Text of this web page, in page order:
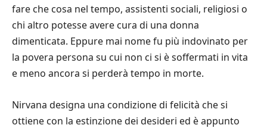
fare che cosa nel tempo, assistenti sociali, religiosi o
chi altro potesse avere cura di una donna
dimenticata. Eppure mai nome fu più indovinato per
la povera persona su cui non ci si è soffermati in vita
e meno ancora si perderà tempo in morte.
Nirvana designa una condizione di felicità che si
ottiene con la estinzione dei desideri ed è appunto